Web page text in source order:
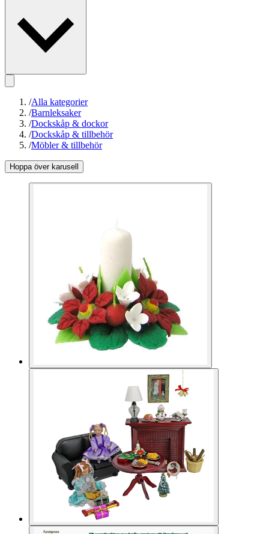
/Alla kategorier
/Barnleksaker
/Dockskåp & dockor
/Dockskåp & tillbehör
/Möbler & tillbehör
Hoppa över karusell